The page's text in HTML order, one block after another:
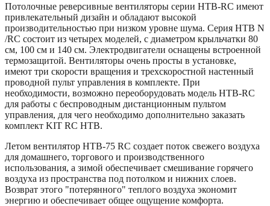
Потолочные реверсивные вентиляторы серии HTB-RC имеют
привлекательный дизайн и обладают высокой
производительностью при низком уровне шума. Серия HTB N
/RC состоит из четырех моделей, с диаметром крыльчатки 80
см, 100 см и 140 см. Электродвигатели оснащены встроенной
термозащитой. Вентиляторы очень просты в установке,
имеют три скорости вращения и трехскоростной настенный
проводной пульт управления в комплекте. При
необходимости, возможно переоборудовать модель HTB-RC
для работы с беспроводным дистанционным пультом
управления, для чего необходимо дополнительно заказать
комплект KIT RC HTB.
Летом вентилятор HTB-75 RC создает поток свежего воздуха
для домашнего, торгового и производственного
использования, а зимой обеспечивает смешивание горячего
воздуха из пространства под потолком и нижних слоев.
Возврат этого "потерянного" теплого воздуха экономит
энергию и обеспечивает общее ощущение комфорта.